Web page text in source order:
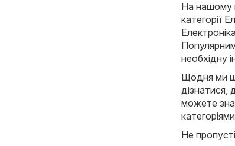
На нашому
категорії
необхідну
Щодня ми
дізнатися,
можете
Не